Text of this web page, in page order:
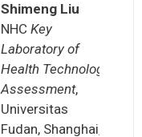
Shimeng Liu
NHCKey
Laboratory of
Health Technology
Assessment,
Universitas
Fudan, Shanghai,